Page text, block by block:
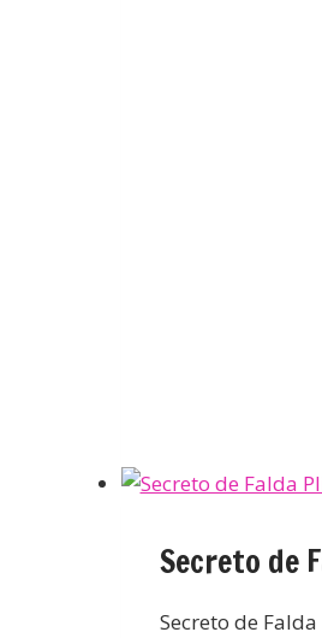
Secreto de
Secreto de